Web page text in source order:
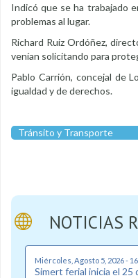
Indicó que se ha trabajado
problemas al lugar.
Richard Ruiz Ordóñez,
venían solicitando para
Pablo Carrión, concejal de
igualdad y de derechos.
Tránsito y Transporte
NOTICIAS
Miércoles, Agosto 5, 2026 -
Simert ferial inicia el 25